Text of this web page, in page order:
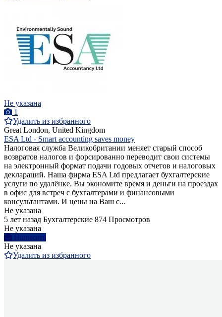
Не указана
1
Удалить из избранного
Great London, United Kingdom
ESA Ltd - Smart accounting saves money
Налоговая служба Великобритании меняет старый способ
возвратов налогов и форсированно переводит свои системы
на электронный формат подачи годовых отчетов и налоговых
деклараций. Наша фирма ESA Ltd предлагает бухгалтерские
услуги по удалёнке. Вы экономите время и деньги на проездах
в офис для встреч с бухгалтерами и финансовыми
консультантами. И цены на Ваш с...
Не указана
5 лет назад Бухгалтерские 874 Просмотров
Не указана
Написать
Не указана
Удалить из избранного